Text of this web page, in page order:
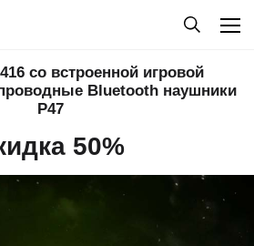
со встроенной игровой
Bluetooth наушники
P47
50%